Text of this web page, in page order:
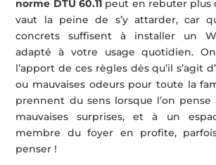
norme DTU 60.11 peut en rebuter plus
vaut la peine de s’y attarder, car
concrets suffisent à installer un
adapté à votre usage quotidien.
l’apport de ces règles dès qu’il s’agit
ou mauvaises odeurs pour toute la
prennent du sens lorsque l’on pense
mauvaises surprises, et à un
membre du foyer en profite,
penser !